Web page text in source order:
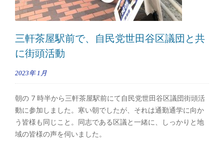
三軒茶屋駅前で、自民党世田谷区議団と共
に街頭活動
2023年 1月
朝の 7 時半から三軒茶屋駅前にて自民党世田谷区議団街頭活
動に参加しました。寒い朝でしたが、それは通勤通学に向か
う皆様も同じこと。同志である区議と一緒に、しっかりと地
域の皆様の声を伺いました。